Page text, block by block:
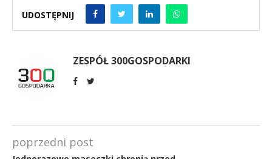
UDOSTĘPNIJ
ZESPÓŁ 300GOSPODARKI
poprzedni post